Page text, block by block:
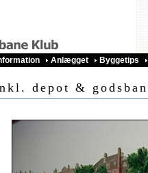
Anlægget Byggetips
depot &